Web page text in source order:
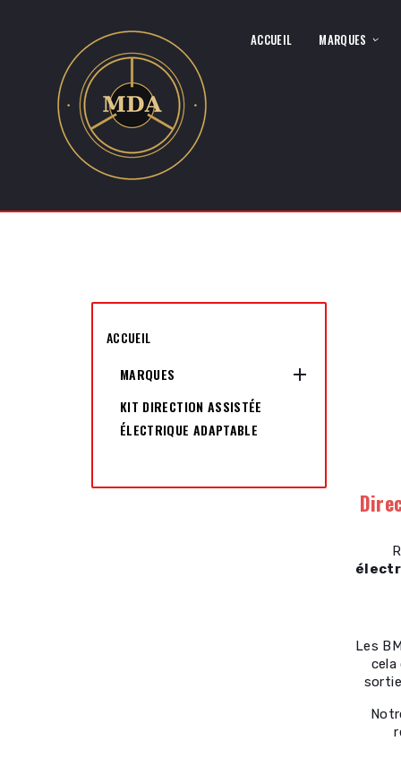
ACCUEIL MARQUES
ACCUEIL
MARQUES

KIT DIRECTION ASSISTÉE
ÉLECTRIQUE ADAPTABLE
Les